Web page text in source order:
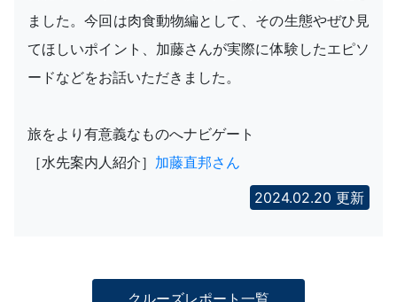
ました。今回は肉食動物編として、その生態やぜひ見
てほしいポイント、加藤さんが実際に体験したエピソ
ードなどをお話いただきました。
旅をより有意義なものへナビゲート
［水先案内人紹介］ 加藤直邦さん
2024.02.20 更新
クルーズレポート一覧